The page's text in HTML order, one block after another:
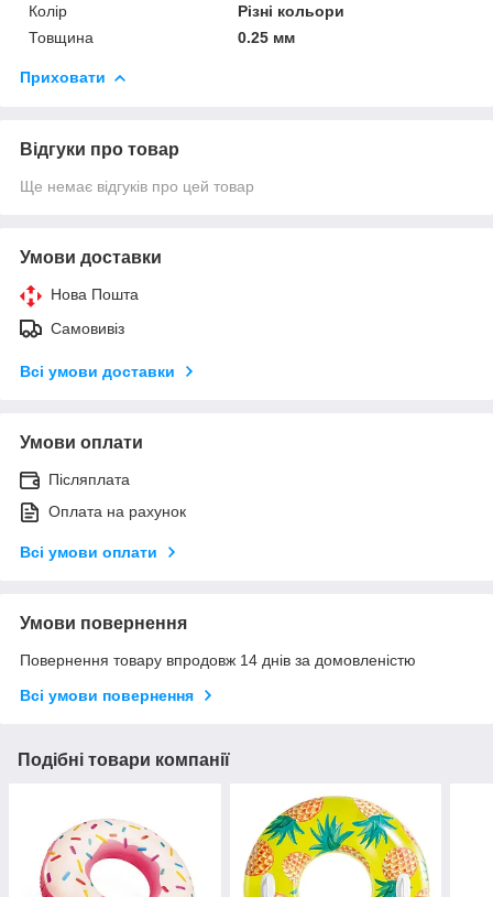
Колір
Різні кольори
Товщина
0.25 мм
Приховати
Відгуки про товар
Ще немає відгуків про цей товар
Умови доставки
Нова Пошта
Самовивіз
Всі умови доставки
Умови оплати
Післяплата
Оплата на рахунок
Всі умови оплати
Умови повернення
Повернення товару впродовж 14 днів за домовленістю
Всі умови повернення
Подібні товари компанії